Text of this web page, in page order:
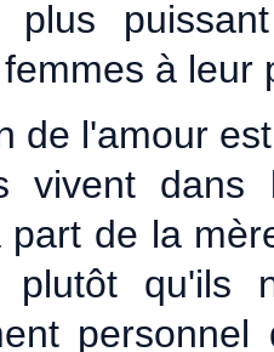
à leur
de l'amour
vivent dans
part de la
plutôt qu'ils